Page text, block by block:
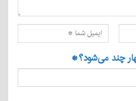
چند می‌شود؟*